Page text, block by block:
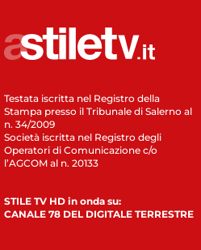
Testata iscritta nel Registro della
Stampa presso il Tribunale di Salerno al
n. 34/2009
Società iscritta nel Registro degli
Operatori di Comunicazione c/o
l’AGCOM al n. 20133
STILE TV HD in onda su:
CANALE 78 DEL DIGITALE TERRESTRE